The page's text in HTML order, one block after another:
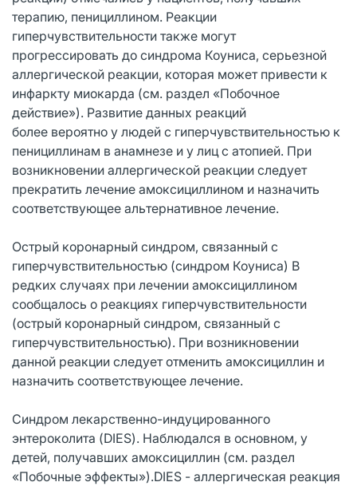
терапию, пенициллином. Реакции
гиперчувствительности также могут
прогрессировать до синдрома Коуниса, серьезной
аллергической реакции, которая может привести к
инфаркту миокарда (см. раздел «Побочное
действие»). Развитие данных реакций
более вероятно у людей с гиперчувствительностью к
пенициллинам в анамнезе и у лиц с атопией. При
возникновении аллергической реакции следует
прекратить лечение амоксициллином и назначить
соответствующее альтернативное лечение.
Острый коронарный синдром, связанный с
гиперчувствительностью (синдром Коуниса) В
редких случаях при лечении амоксициллином
сообщалось о реакциях гиперчувствительности
(острый коронарный синдром, связанный с
гиперчувствительностью). При возникновении
данной реакции следует отменить амоксициллин и
назначить соответствующее лечение.
Синдром лекарственно-индуцированного
энтероколита (DIES). Наблюдался в основном, у
детей, получавших амоксициллин (см. раздел
«Побочные эффекты»).DIES - аллергическая реакция